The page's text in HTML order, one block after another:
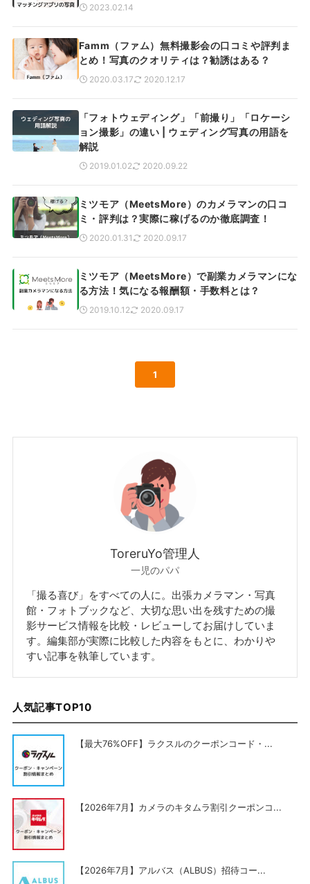
2023.02.14
Famm（ファム）無料撮影会の口コミや評判ま
とめ！写真のクオリティは？勧誘はある？
2020.03.17 2020.12.17
「フォトウェディング」「前撮り」「ロケーシ
ョン撮影」の違い | ウェディング写真の用語を
解説
2019.01.02 2020.09.22
ミツモア（MeetsMore）のカメラマンの口コ
ミ・評判は？実際に稼げるのか徹底調査！
2020.01.31 2020.09.17
ミツモア（MeetsMore）で副業カメラマンにな
る方法！気になる報酬額・手数料とは？
2019.10.12 2020.09.17
1
ToreruYo管理人
一児のパパ
「撮る喜び」をすべての人に。出張カメラマン・写真
館・フォトブックなど、大切な思い出を残すための撮
影サービス情報を比較・レビューしてお届けしていま
す。編集部が実際に比較した内容をもとに、わかりや
すい記事を執筆しています。
人気記事TOP10
【最大76%OFF】ラクスルのクーポンコード・...
【2026年7月】カメラのキタムラ割引クーポンコ...
【2026年7月】アルバス（ALBUS）招待コー...